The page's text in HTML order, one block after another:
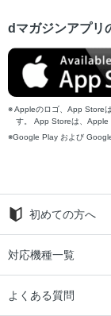
dマガジンアプリ
Appleのロゴ、App Store
す。 App Storeは、Apple
Google Play および
初めての方へ
対応機種一覧
よくある質問